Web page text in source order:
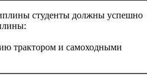
студенты должны успешно
трактором и самоходными